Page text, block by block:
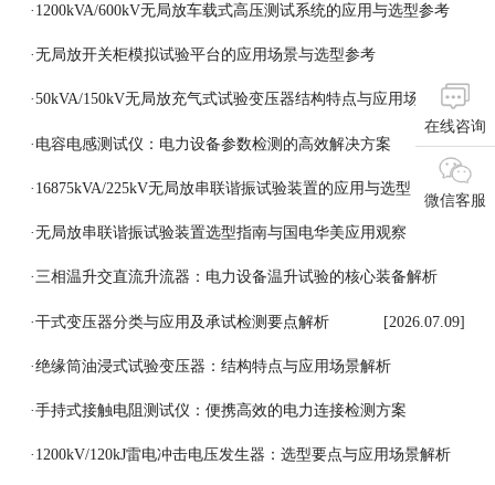
[2026.07.18]
· 1200kVA/600kV无局放车载式高压测试系统的应用与选型参考
·无局放开关柜模拟试验平台的应用场景与选型参考
[2026.07.16]
·50kVA/150kV无局放充气式试验变压器结构特点与应用场景
[2026.07.15]
· 电容电感测试仪：电力设备参数检测的高效解决方案
[2026.07.14]
· 16875kVA/225kV无局放串联谐振试验装置的应用与选型
[2026.07.13]
·无局放串联谐振试验装置选型指南与国电华美应用观察
[2026.07.11]
·三相温升交直流升流器：电力设备温升试验的核心装备解析
[2026.07.10]
·干式变压器分类与应用及承试检测要点解析 [2026.07.09]
·绝缘筒油浸式试验变压器：结构特点与应用场景解析
[2026.07.08]
·手持式接触电阻测试仪：便携高效的电力连接检测方案
[2026.07.07]
· 1200kV/120kJ雷电冲击电压发生器：选型要点与应用场景解析
在线咨询
微信客服